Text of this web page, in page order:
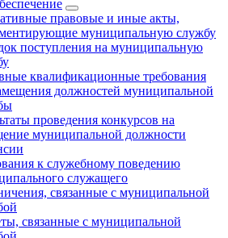
правовые и иные акты,
муниципальную службу
поступления на муниципальную
квалификационные требования
должностей муниципальной
проведения конкурсов на
муниципальной должности
к служебному поведению
служащего
связанные с муниципальной
связанные с муниципальной